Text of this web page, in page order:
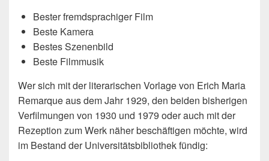
Bester fremdsprachiger Film
Beste Kamera
Bestes Szenenbild
Beste Filmmusik
Wer sich mit der literarischen Vorlage von Erich Maria
Remarque aus dem Jahr 1929, den beiden bisherigen
Verfilmungen von 1930 und 1979 oder auch mit der
Rezeption zum Werk näher beschäftigen möchte, wird
im Bestand der Universitätsbibliothek fündig: